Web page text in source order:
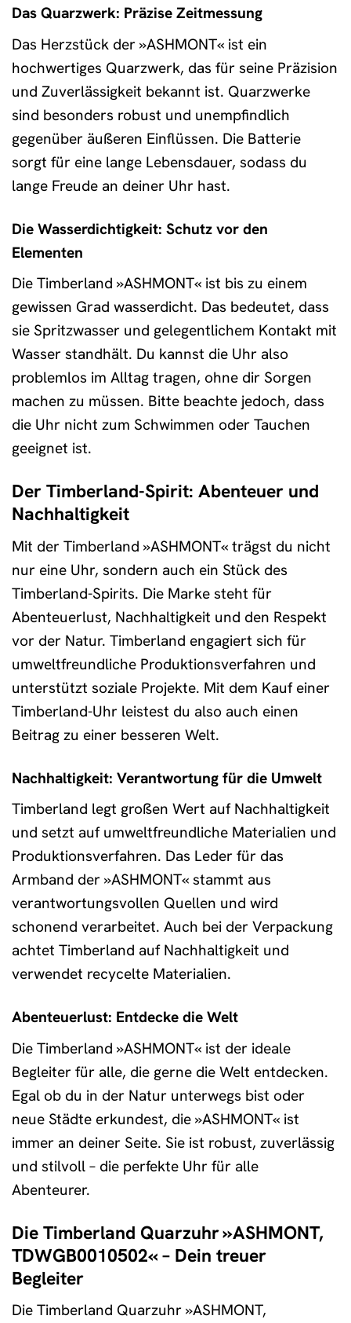
Das Quarzwerk: Präzise Zeitmessung
Das Herzstück der »ASHMONT« ist ein
hochwertiges Quarzwerk, das für seine Präzision
und Zuverlässigkeit bekannt ist. Quarzwerke
sind besonders robust und unempfindlich
gegenüber äußeren Einflüssen. Die Batterie
sorgt für eine lange Lebensdauer, sodass du
lange Freude an deiner Uhr hast.
Die Wasserdichtigkeit: Schutz vor den
Elementen
Die Timberland »ASHMONT« ist bis zu einem
gewissen Grad wasserdicht. Das bedeutet, dass
sie Spritzwasser und gelegentlichem Kontakt mit
Wasser standhält. Du kannst die Uhr also
problemlos im Alltag tragen, ohne dir Sorgen
machen zu müssen. Bitte beachte jedoch, dass
die Uhr nicht zum Schwimmen oder Tauchen
geeignet ist.
Der Timberland-Spirit: Abenteuer und
Nachhaltigkeit
Mit der Timberland »ASHMONT« trägst du nicht
nur eine Uhr, sondern auch ein Stück des
Timberland-Spirits. Die Marke steht für
Abenteuerlust, Nachhaltigkeit und den Respekt
vor der Natur. Timberland engagiert sich für
umweltfreundliche Produktionsverfahren und
unterstützt soziale Projekte. Mit dem Kauf einer
Timberland-Uhr leistest du also auch einen
Beitrag zu einer besseren Welt.
Nachhaltigkeit: Verantwortung für die Umwelt
Timberland legt großen Wert auf Nachhaltigkeit
und setzt auf umweltfreundliche Materialien und
Produktionsverfahren. Das Leder für das
Armband der »ASHMONT« stammt aus
verantwortungsvollen Quellen und wird
schonend verarbeitet. Auch bei der Verpackung
achtet Timberland auf Nachhaltigkeit und
verwendet recycelte Materialien.
Abenteuerlust: Entdecke die Welt
Die Timberland »ASHMONT« ist der ideale
Begleiter für alle, die gerne die Welt entdecken.
Egal ob du in der Natur unterwegs bist oder
neue Städte erkundest, die »ASHMONT« ist
immer an deiner Seite. Sie ist robust, zuverlässig
und stilvoll – die perfekte Uhr für alle
Abenteurer.
Die Timberland Quarzuhr »ASHMONT,
TDWGB0010502« – Dein treuer
Begleiter
Die Timberland Quarzuhr »ASHMONT,